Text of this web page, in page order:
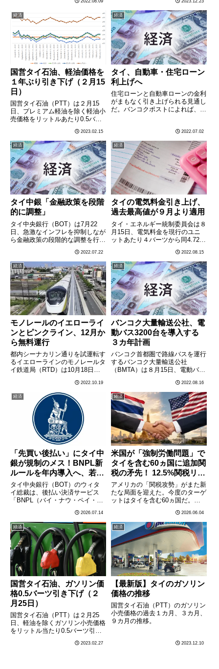
た。スチャート労働相は先月、物
るため、最低賃金の引き上げを
２〜………
PTTのガソリン小売価格（2023
年12月22日午前5時適用）ガソリ
ン小売価格の推移（過去６カ月）
↑↑↑ クリック………
経済
国営タイ石油、軽油価格を
１年ぶり引き下げ（２月15
日）
国営タイ石油（PTT）は２月15
日、プレミアム軽油を除く軽油小
売価格をリットルあたり0.5バー
げられるのは昨年２月からおよそ
１年ぶり。小売価格は以下の通
り。PTTのガソリン小売価格
（2023年２月15日午前５
時………
2023.02.15
経済
タイ、自動車・住宅ローン
利上げへ
住宅ローンと自動車ローンの金利
がまもなく引き上げられる見通し
だ。バンコクポストによれば、タ
で、0.25%の利上げに踏み切る観
測が強まっており、ローン計算の
ベンチマークとなるミニマム・
………
2022.07.02
経済
タイ中銀「金融政策を段階
的に調整」
タイ中央銀行（BOT）は7月22
日、急激なインフレを抑制しなが
ら金融政策の段階的な調整を行う
げを段階的に実施する方針を明ら
かにした。タイ中銀は8月10日に
金融政策委員会（MPC）を開催
する予定。その会合で政策
金………
2022.07.22
経済
タイの電気料金引き上げ、
過去最高値が９月より適用
タイ・エネルギー統制委員会は８
月15日、電気料金を現行のユニ
ットあたり４バーツから同4.72バ
と公式フェイスブックで明らかに
した。今回の引き上げにより過去
最高値の電気料金が９月１日から
12月31日に適用される。………
2022.08.15
経済
モノレールのイエローライ
ンとピンクライン、12月か
ら無料運行
都内シーナカリン通りを試運転す
るイエローラインのモノレールタ
イ鉄道局（RTD）は10月18日、
ール２路線の一部区間の運行を
12月から開始すると発表した。
運行が開始される路線はイエロー
ラインとピンクラインの２路
線………
2022.10.19
経済
バンコク大量輸送公社、電
動バス3200台を導入する
３カ年計画
バンコク首都圏で路線バスを運行
するバンコク大量輸送公社
（BMTA）は８月15日、電動バス
を明らかにした。バンコクポスト
などが報じた。運輸省のソラポン
事務次官代理によれば、現在109
路線で運行する老朽化したバ
ス………
2022.08.16
経済
「先買い後払い」にタイ中
銀が規制のメス！BNPL新
ルールを年内導入へ、若者
の借金膨張に警鐘
タイ中央銀行（BOT）のウィタ
イ総裁は、後払い決済サービス
「BNPL（バイ・ナウ・ペイ・レ
年内にも導入する方針を明らかに
した。クルンテープ・トゥラキッ
トなどが報じた。審査の緩い後払
いサービスが若年層の過剰債務
を………
2026.07.14
経済
米国が「強制労働問題」で
タイを含む60ヵ国に追加関
税の矛先！ 12.5%関税リス
クに産業界が戦々恐々
アメリカの「関税攻勢」がまた新
たな局面を迎えた。今度のターゲ
ットはタイを含む60ヵ国だ。米
301条に基づき、強制労働・人権
問題を理由とした追加関税の対象
国リストに、タイを含む60ヵ国
を加える方向で検討を進め
て………
2026.06.04
経済
国営タイ石油、ガソリン価
格0.5バーツ引き下げ（２
月25日）
国営タイ石油（PTT）は２月25
日、軽油を除くガソリン小売価格
をリットル当たり0.5バーツ引き
PTTのガソリン小売価格（2023
2023.02.27
経済
【最新版】タイのガソリン
価格の推移
国営タイ石油（PTT）のガソリン
小売価格の過去１カ月、３カ月、
９カ月の推移。
2023.12.10